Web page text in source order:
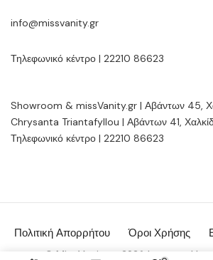
info@missvanity.gr
Τηλεφωνικό κέντρο | 22210 86623
Showroom & missVanity.gr | Αβάντων 45,
Chrysanta Triantafyllou | Αβάντων 41,
Τηλεφωνικό κέντρο | 22210 86623
Πολιτική Απορρήτου Όροι Χρήσης
© MissVanity.gr 2026 | powered by: